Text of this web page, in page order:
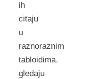
ih
citaju
u
raznoraznim
tabloidima,
gledaju